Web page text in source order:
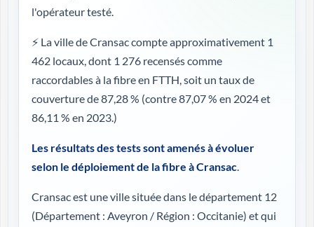
l'opérateur testé.
⚡ La ville de Cransac compte approximativement 1
462 locaux, dont 1 276 recensés comme
raccordables à la fibre en FTTH, soit un taux de
couverture de 87,28 % (contre 87,07 % en 2024 et
86,11 % en 2023.)
Les résultats des tests sont amenés à évoluer
selon le déploiement de la fibre à Cransac.
Cransac est une ville située dans le département 12
(Département : Aveyron / Région : Occitanie) et qui